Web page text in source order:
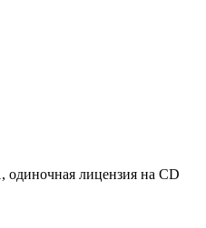
одиночная лицензия на CD